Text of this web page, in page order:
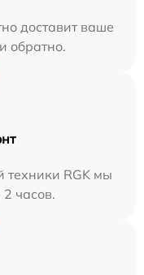
доставит ваше
обратно.
техники RGK мы
часов.